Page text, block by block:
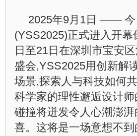
2025年9月1日 —— 今
(YSS2025)正式进入开
日至21日在深圳市宝安
盛会,YSS2025用创新解
场景,探索人与科技如何
科学家的理性邂逅设计
碰撞将迸发令人心潮澎
喜。这将是一场意想不